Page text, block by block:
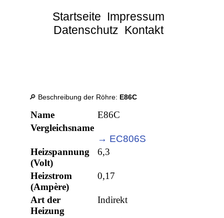
Startseite Impressum
Datenschutz Kontakt
🔎 Beschreibung der Röhre: E86C
Name
E86C
Vergleichsname
→ EC806S
Heizspannung
(Volt)
6,3
Heizstrom
(Ampère)
0,17
Art der
Heizung
Indirekt